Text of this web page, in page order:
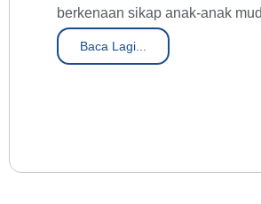
berkenaan sikap anak-anak
Baca Lagi...